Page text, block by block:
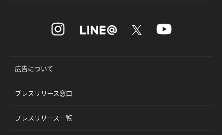
広告について
プレスリリース窓口
プレスリリース一覧